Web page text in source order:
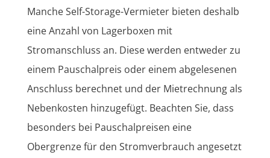
Manche Self-Storage-Vermieter bieten deshalb
eine Anzahl von Lagerboxen mit
Stromanschluss an. Diese werden entweder zu
einem Pauschalpreis oder einem abgelesenen
Anschluss berechnet und der Mietrechnung als
Nebenkosten hinzugefügt. Beachten Sie, dass
besonders bei Pauschalpreisen eine
Obergrenze für den Stromverbrauch angesetzt